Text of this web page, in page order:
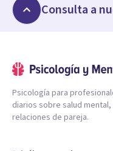
Consulta a
Psicología para
diarios sobre salud
relaciones de pareja.